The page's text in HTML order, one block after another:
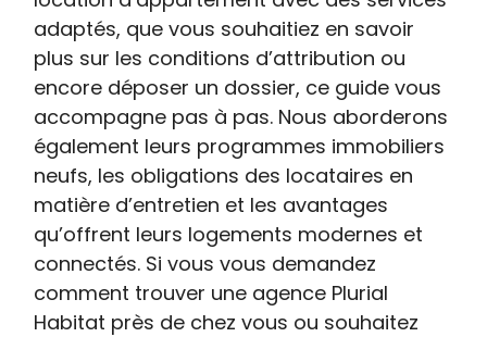
adaptés, que vous souhaitiez en savoir
plus sur les conditions d’attribution ou
encore déposer un dossier, ce guide vous
accompagne pas à pas. Nous aborderons
également leurs programmes immobiliers
neufs, les obligations des locataires en
matière d’entretien et les avantages
qu’offrent leurs logements modernes et
connectés. Si vous vous demandez
comment trouver une agence Plurial
Habitat près de chez vous ou souhaitez